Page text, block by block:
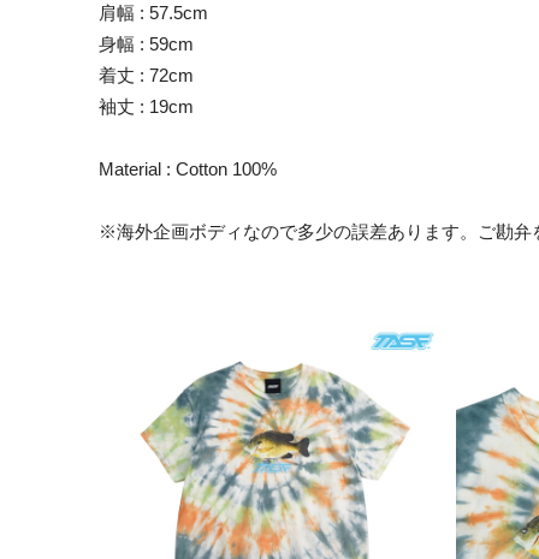
肩幅 : 57.5cm
身幅 : 59cm
着丈 : 72cm
袖丈 : 19cm
Material : Cotton 100%
※海外企画ボディなので多少の誤差あります。ご勘弁